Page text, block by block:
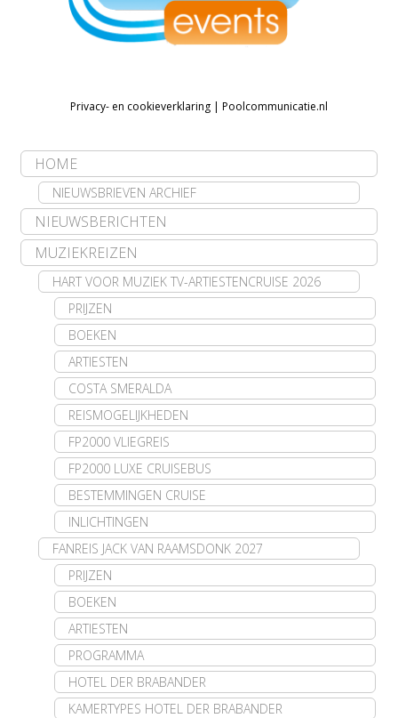
Privacy- en cookieverklaring | Poolcommunicatie.nl
HOME
NIEUWSBRIEVEN ARCHIEF
NIEUWSBERICHTEN
MUZIEKREIZEN
HART VOOR MUZIEK TV-ARTIESTENCRUISE 2026
PRIJZEN
BOEKEN
ARTIESTEN
COSTA SMERALDA
REISMOGELIJKHEDEN
FP2000 VLIEGREIS
FP2000 LUXE CRUISEBUS
BESTEMMINGEN CRUISE
INLICHTINGEN
FANREIS JACK VAN RAAMSDONK 2027
PRIJZEN
BOEKEN
ARTIESTEN
PROGRAMMA
HOTEL DER BRABANDER
KAMERTYPES HOTEL DER BRABANDER